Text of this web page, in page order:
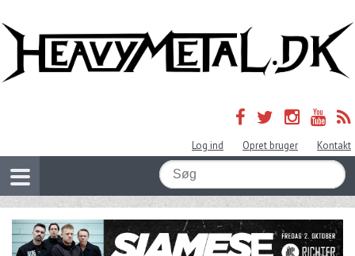
Log ind Opret bruger Kontakt